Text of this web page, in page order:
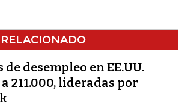
desempleo en EE.UU.
211.000, lideradas por